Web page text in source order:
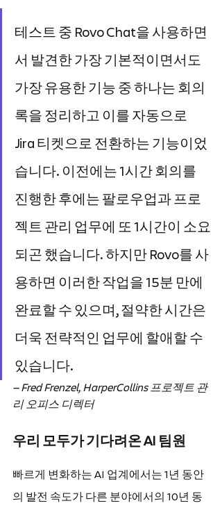
테스트 중 Rovo Chat을 사용하면
서 발견한 가장 기본적이면서도
가장 유용한 기능 중 하나는 회의
록을 정리하고 이를 자동으로
Jira 티켓으로 전환하는 기능이었
습니다. 이전에는 1시간 회의를
진행한 후에는 팔로우업과 프로
젝트 관리 업무에 또 1시간이 소요
되곤 했습니다. 하지만 Rovo를 사
용하면 이러한 작업을 15분 만에
완료할 수 있으며, 절약한 시간은
더욱 전략적인 업무에 할애할 수
있습니다.
— Fred Frenzel, HarperCollins 프로젝트 관
리 오피스 디렉터
우리 모두가 기다려온 AI 팀원
빠르게 변화하는 AI 업계에서는 1년 동안
의 발전 속도가 다른 분야에서의 10년 동